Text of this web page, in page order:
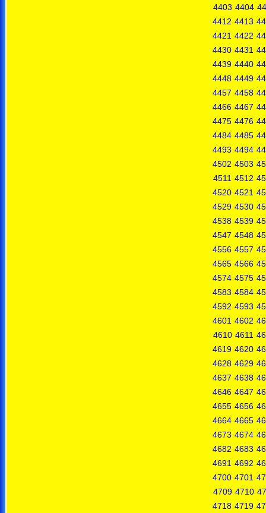
4403 4404
4412 4413
4421 4422
4430 4431
4439 4440
4448 4449
4457 4458
4466 4467
4475 4476
4484 4485
4493 4494
4502 4503
4511 4512
4520 4521
4529 4530
4538 4539
4547 4548
4556 4557
4565 4566
4574 4575
4583 4584
4592 4593
4601 4602
4610 4611
4619 4620
4628 4629
4637 4638
4646 4647
4655 4656
4664 4665
4673 4674
4682 4683
4691 4692
4700 4701
4709 4710
4718 4719